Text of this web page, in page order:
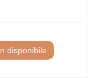
disponibile